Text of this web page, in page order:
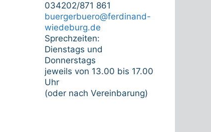
034202/871 861
buergerbuero@ferdinand-
wiedeburg.de
Sprechzeiten:
Dienstags und
Donnerstags
jeweils von 13.00 bis 17.00
Uhr
(oder nach Vereinbarung)